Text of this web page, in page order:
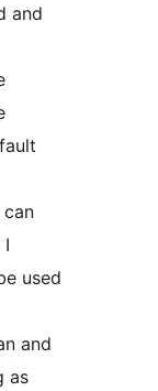
and
I
used
and
as